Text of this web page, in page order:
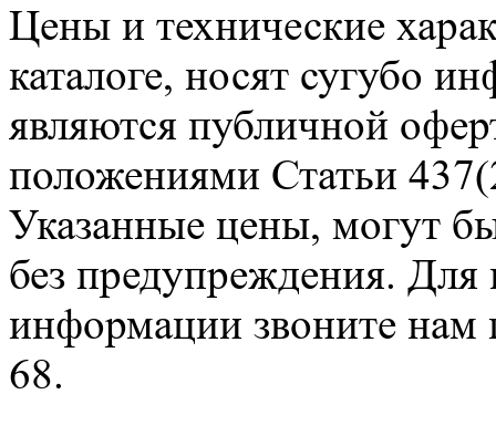
Цены и технические
каталоге, носят сугубо
являются публичной
положениями Статьи
Указанные цены, могут
без предупреждения.
информации звоните
68.